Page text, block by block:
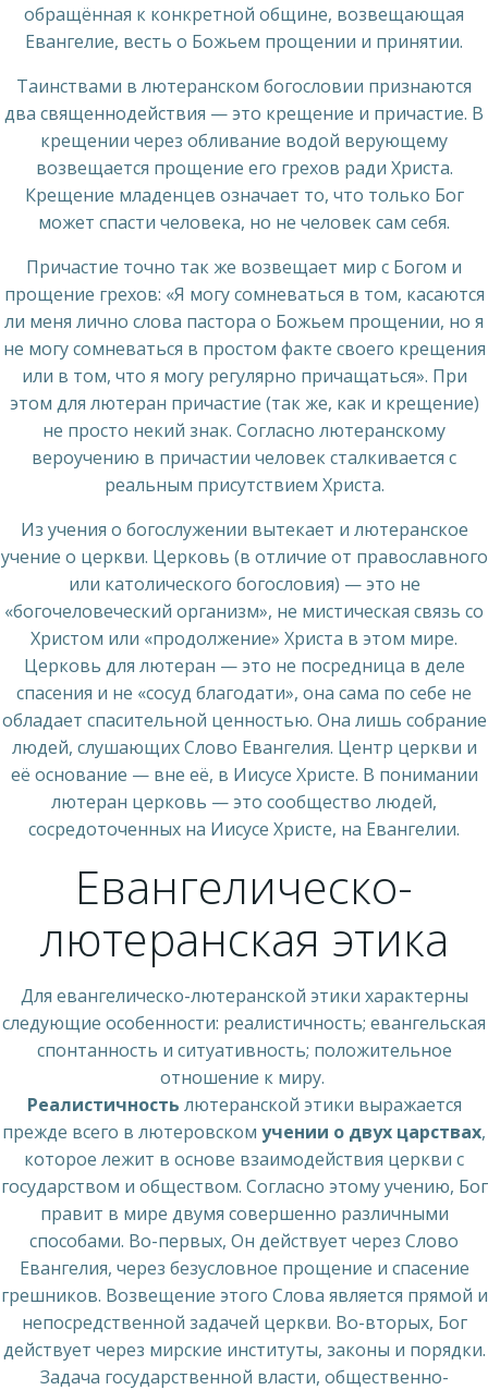
обращённая к конкретной общине, возвещающая
Евангелие, весть о Божьем прощении и принятии.
Таинствами в лютеранском богословии признаются
два священнодействия — это крещение и причастие. В
крещении через обливание водой верующему
возвещается прощение его грехов ради Христа.
Крещение младенцев означает то, что только Бог
может спасти человека, но не человек сам себя.
Причастие точно так же возвещает мир с Богом и
прощение грехов: «Я могу сомневаться в том, касаются
ли меня лично слова пастора о Божьем прощении, но я
не могу сомневаться в простом факте своего крещения
или в том, что я могу регулярно причащаться». При
этом для лютеран причастие (так же, как и крещение)
не просто некий знак. Согласно лютеранскому
вероучению в причастии человек сталкивается с
реальным присутствием Христа.
Из учения о богослужении вытекает и лютеранское
учение о церкви. Церковь (в отличие от православного
или католического богословия) — это не
«богочеловеческий организм», не мистическая связь со
Христом или «продолжение» Христа в этом мире.
Церковь для лютеран — это не посредница в деле
спасения и не «сосуд благодати», она сама по себе не
обладает спасительной ценностью. Она лишь собрание
людей, слушающих Слово Евангелия. Центр церкви и
её основание — вне её, в Иисусе Христе. В понимании
лютеран церковь — это сообщество людей,
сосредоточенных на Иисусе Христе, на Евангелии.
Евангелическо-
лютеранская этика
Для евангелическо-лютеранской этики характерны
следующие особенности: реалистичность; евангельская
спонтанность и ситуативность; положительное
отношение к миру.
Реалистичность лютеранской этики выражается
прежде всего в лютеровском учении о двух царствах,
которое лежит в основе взаимодействия церкви с
государством и обществом. Согласно этому учению, Бог
правит в мире двумя совершенно различными
способами. Во-первых, Он действует через Слово
Евангелия, через безусловное прощение и спасение
грешников. Возвещение этого Слова является прямой и
непосредственной задачей церкви. Во-вторых, Бог
действует через мирские институты, законы и порядки.
Задача государственной власти, общественно-